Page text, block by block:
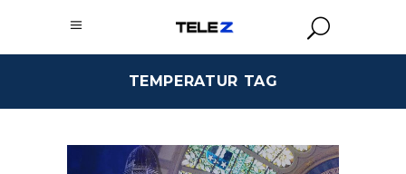
TEMPERATUR TAG